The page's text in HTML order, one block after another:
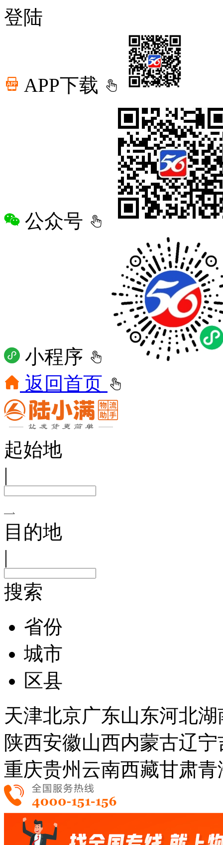
登陆
APP下载
公众号
小程序
返回首页
起始地
|
目的地
|
搜索
省份
城市
区县
天津北京广东山东河北湖
陕西安徽山西内蒙古辽宁
重庆贵州 云南西藏甘肃青